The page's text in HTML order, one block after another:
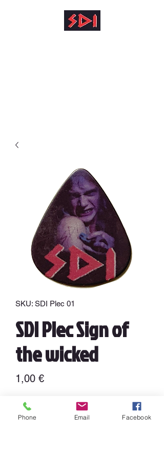
SKU: SDI Plec 01
SDI Plec Sign of
the wicked
1,00 €Cena
Množství
Phone Email Facebook